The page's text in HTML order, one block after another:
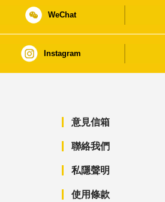
WeChat
Instagram
意見信箱
聯絡我們
私隱聲明
使用條款